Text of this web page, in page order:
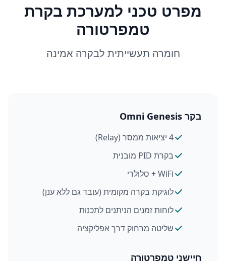
מפרט טכני למערכת בקרת
טמפרטורה
חומרה תעשייתית לבקרה אמינה
בקר Omni Genesis
4 יציאות ממסר (Relay)
בקרת PID מובנית
WiFi + סלולרי
לוגיקת בקרה מקומית (עובד גם ללא ענן)
לוחות זמנים הניתנים לתכנות
שליטה מרחוק דרך אפליקציה
חיישני טמפרטורה